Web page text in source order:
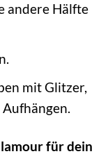
andere Hälfte
mit Glitzer,
für dein